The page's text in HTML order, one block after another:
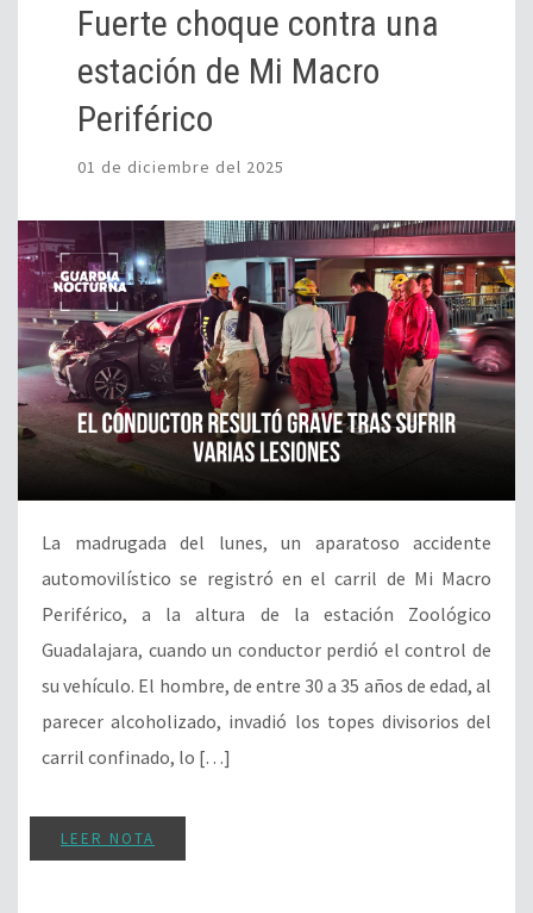
Fuerte choque contra una
estación de Mi Macro
Periférico
01 de diciembre del 2025
La madrugada del lunes, un aparatoso accidente
automovilístico se registró en el carril de Mi Macro
Periférico, a la altura de la estación Zoológico
Guadalajara, cuando un conductor perdió el control de
su vehículo. El hombre, de entre 30 a 35 años de edad, al
parecer alcoholizado, invadió los topes divisorios del
carril confinado, lo […]
LEER NOTA